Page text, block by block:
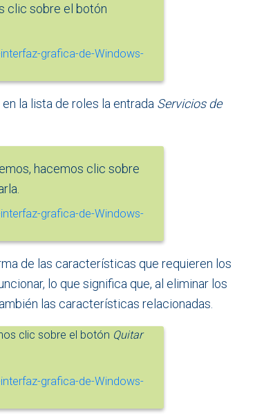
clic sobre el botón
la lista de roles la entrada Servicios de
hacemos clic sobre
de las características que requieren los
lo que significa que, al eliminar los
las características relacionadas.
clic sobre el botón Quitar